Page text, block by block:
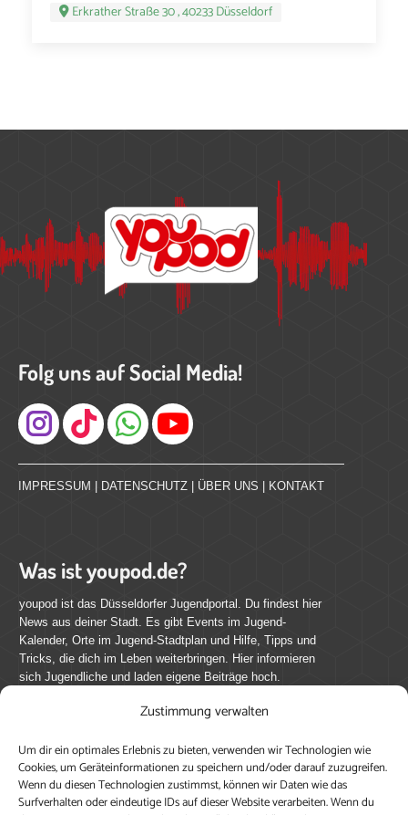
Zustimmung verwalten
Um dir ein optimales Erlebnis zu bieten, verwenden wir Technologien wie
Cookies, um Geräteinformationen zu speichern und/oder darauf zuzugreifen.
Wenn du diesen Technologien zustimmst, können wir Daten wie das
Surfverhalten oder eindeutige IDs auf dieser Website verarbeiten. Wenn du
Erkrather Straße 30 , 40233 Düsseldorf
Folg uns auf Social Media!
Instagram
IMPRESSUM | DATENSCHUTZ | ÜBER UNS | KONTAKT
Was ist youpod.de?
youpod ist das Düsseldorfer Jugendportal. Du findest hier
News aus deiner Stadt. Es gibt Events im Jugend-
Kalender, Orte im Jugend-Stadtplan und Hilfe, Tipps und
Tricks, die dich im Leben weiterbringen. Hier informieren
sich Jugendliche und laden eigene Beiträge hoch.
youpod.de lebt von Menschen wie dir. Sammel
journalistische Erfahrung, teile deine Perspektive und
veröffentliche deine Beiträge auf youpod.de.Du musst